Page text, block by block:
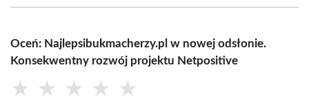
Oceń: Najlepsibukmacherzy.pl w nowej odsłonie.
Konsekwentny rozwój projektu Netpositive
★ ★ ★ ★ ★